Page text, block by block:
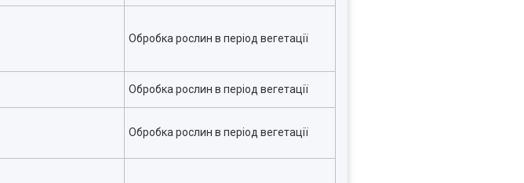
Обробка рослин в період вегетації
Обробка рослин в період вегетації
Обробка рослин в період вегетації